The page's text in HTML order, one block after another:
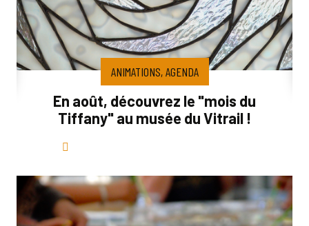
ANIMATIONS, AGENDA
En août, découvrez le "mois du
Tiffany" au musée du Vitrail !